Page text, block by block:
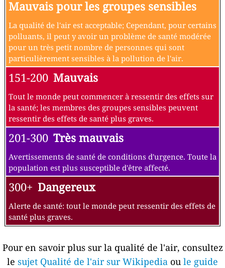
Mauvais pour les groupes sensibles
La qualité de l'air est acceptable; Cependant, pour certains
polluants, il peut y avoir un problème de santé modérée
pour un très petit nombre de personnes qui sont
particulièrement sensibles à la pollution de l'air.
151-200 Mauvais
Tout le monde peut commencer à ressentir des effets sur
la santé; les membres des groupes sensibles peuvent
ressentir des effets de santé plus graves.
201-300 Très mauvais
Avertissements de santé de conditions d'urgence. Toute la
population est plus susceptible d'être affecté.
300+ Dangereux
Alerte de santé: tout le monde peut ressentir des effets de
santé plus graves.
Pour en savoir plus sur la qualité de l'air, consultez
le sujet Qualité de l'air sur Wikipedia ou le guide